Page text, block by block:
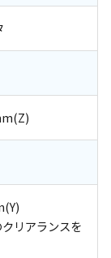
リアランスを